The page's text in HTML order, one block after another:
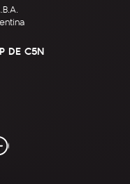
DE C5N